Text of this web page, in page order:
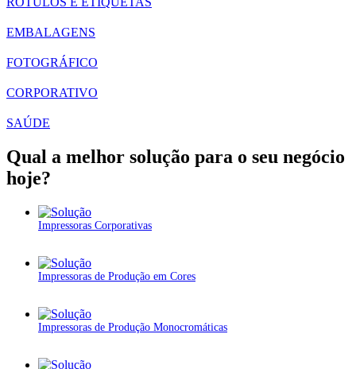
EMBALAGENS
FOTOGRÁFICO
CORPORATIVO
SAÚDE
Qual a melhor solução para o seu negócio
hoje?
Impressoras Corporativas
Impressoras de Produção em Cores
Impressoras de Produção Monocromáticas